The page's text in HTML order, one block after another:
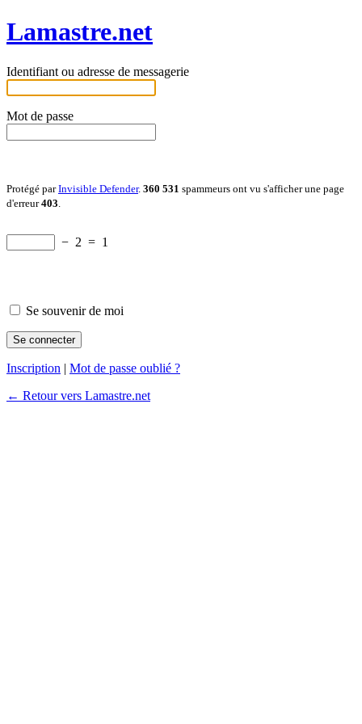
Lamastre.net
Identifiant ou adresse de messagerie
Mot de passe
Protégé parInvisible Defender. 360 531 spammeurs ont vu s'afficher une page
d'erreur403
− 2 = 1
Se souvenir de moi
Inscription | Mot de passe oublié ?
← Retour vers Lamastre.net